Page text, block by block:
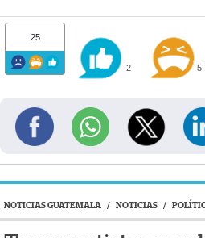
25
2 5
NOTICIAS GUATEMALA / NOTICIAS /